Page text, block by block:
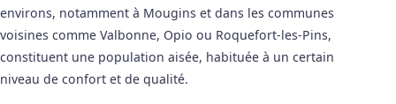
environs, notamment à Mougins et dans les communes
voisines comme Valbonne, Opio ou Roquefort-les-Pins,
constituent une population aisée, habituée à un certain
niveau de confort et de qualité.